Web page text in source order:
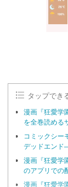
タップでき
漫画『狂愛学
を全巻読める
コミックシー
デッドエンド
漫画『狂愛学
のアプリでの
漫画『狂愛学